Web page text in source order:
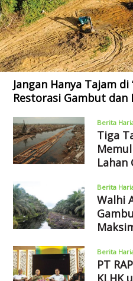
Jangan Hanya Tajam di
Restorasi Gambut dan
Berita
Tiga
Lahan
Berita
Walhi
Berita
PT
KLHK